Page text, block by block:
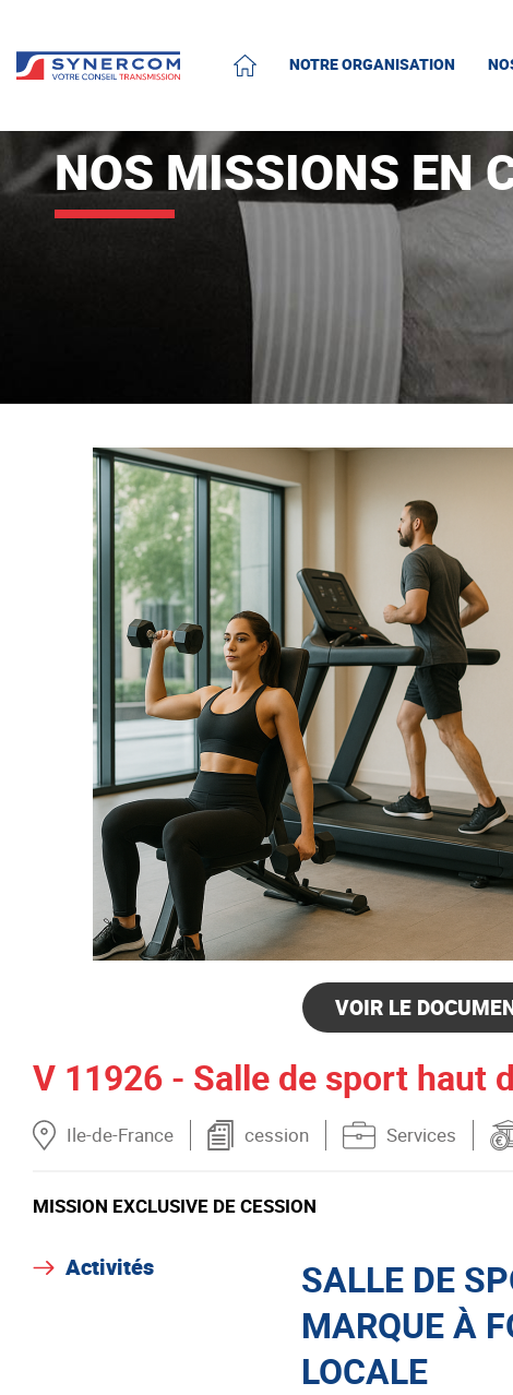
ACCUEIL
NOTRE ORGANISATION
NOS MISSIONS EN
VOIR LE
V 11926 - Salle de sport haut
Ile-de-France cession Services
MISSION EXCLUSIVE DE CESSION
Activités
SALLE DE
MARQUE À
LOCALE